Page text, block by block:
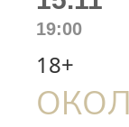
19:00
18+